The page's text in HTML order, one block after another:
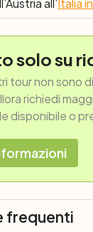
all’Italia
solo su
tour non sono
richiedi
disponibile o
frequenti